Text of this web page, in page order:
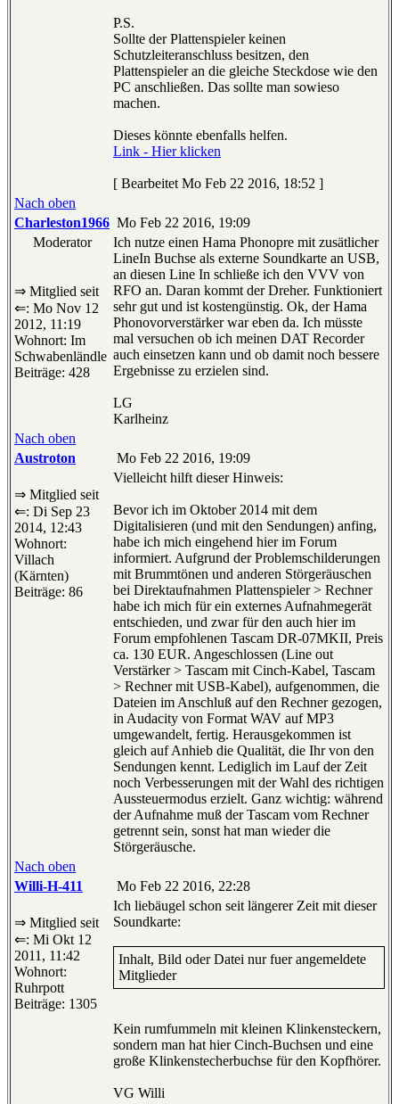
P.S.
Sollte der Plattenspieler keinen
Schutzleiteranschluss besitzen, den
Plattenspieler an die gleiche Steckdose wie den
PC anschließen. Das sollte man sowieso
machen.
Dieses könnte ebenfalls helfen.
Link - Hier klicken
[ Bearbeitet Mo Feb 22 2016, 18:52 ]
Nach oben
Charleston1966 Mo Feb 22 2016, 19:09
Moderator
⇒ Mitglied seit
⇐: Mo Nov 12
2012, 11:19
Wohnort: Im
Schwabenländle
Beiträge: 428
Ich nutze einen Hama Phonopre mit zusätlicher
LineIn Buchse als externe Soundkarte an USB,
an diesen Line In schließe ich den VVV von
RFO an. Daran kommt der Dreher. Funktioniert
sehr gut und ist kostengünstig. Ok, der Hama
Phonovorverstärker war eben da. Ich müsste
mal versuchen ob ich meinen DAT Recorder
auch einsetzen kann und ob damit noch bessere
Ergebnisse zu erzielen sind.
LG
Karlheinz
Nach oben
Austroton
Mo Feb 22 2016, 19:09
⇒ Mitglied seit
⇐: Di Sep 23
2014, 12:43
Wohnort:
Villach
(Kärnten)
Beiträge: 86
Vielleicht hilft dieser Hinweis:
Bevor ich im Oktober 2014 mit dem
Digitalisieren (und mit den Sendungen) anfing,
habe ich mich eingehend hier im Forum
informiert. Aufgrund der Problemschilderungen
mit Brummtönen und anderen Störgeräuschen
bei Direktaufnahmen Plattenspieler > Rechner
habe ich mich für ein externes Aufnahmegerät
entschieden, und zwar für den auch hier im
Forum empfohlenen Tascam DR-07MKII, Preis
ca. 130 EUR. Angeschlossen (Line out
Verstärker > Tascam mit Cinch-Kabel, Tascam
> Rechner mit USB-Kabel), aufgenommen, die
Dateien im Anschluß auf den Rechner gezogen,
in Audacity von Format WAV auf MP3
umgewandelt, fertig. Herausgekommen ist
gleich auf Anhieb die Qualität, die Ihr von den
Sendungen kennt. Lediglich im Lauf der Zeit
noch Verbesserungen mit der Wahl des richtigen
Aussteuermodus erzielt. Ganz wichtig: während
der Aufnahme muß der Tascam vom Rechner
getrennt sein, sonst hat man wieder die
Störgeräusche.
Nach oben
Willi-H-411
Mo Feb 22 2016, 22:28
⇒ Mitglied seit
⇐: Mi Okt 12
2011, 11:42
Wohnort:
Ruhrpott
Beiträge: 1305
Ich liebäugel schon seit längerer Zeit mit dieser
Soundkarte:
Inhalt, Bild oder Datei nur fuer angemeldete
Mitglieder
Kein rumfummeln mit kleinen Klinkensteckern,
sondern man hat hier Cinch-Buchsen und eine
große Klinkenstecherbuchse für den Kopfhörer.
VG Willi